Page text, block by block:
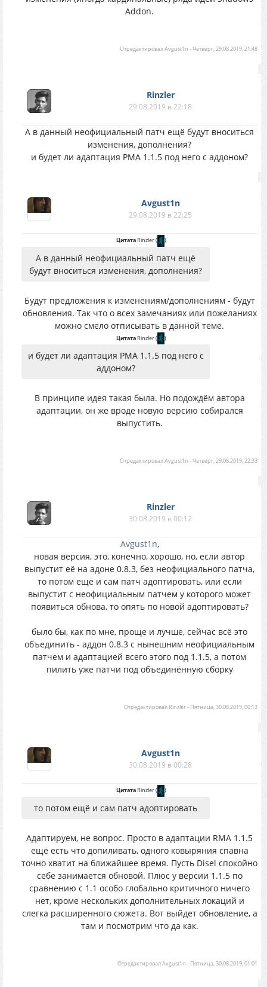
Addon.
ОтредактировалAvgust1n -Четверг, 29.08.2019, 21:48
Rinzler
29.08.2019 в 22:18
А в данный неофициальный патч ещё будут вноситься
изменения, дополнения?
и будет ли адаптация РМА 1.1.5 под него с аддоном?
Avgust1n
29.08.2019 в 22:25
ЦитатаRinzler( )
А в данный неофициальный патч ещё
будут вноситься изменения, дополнения?
Будут предложения к изменениям/дополнениям - будут
обновления. Так что о всех замечаниях или пожеланиях
можно смело отписывать в данной теме.
ЦитатаRinzler( )
и будет ли адаптация РМА 1.1.5 под него с
аддоном?
В принципе идея такая была. Но подождём автора
адаптации, он же вроде новую версию собирался
выпустить.
ОтредактировалAvgust1n -Четверг, 29.08.2019, 22:33
Rinzler
30.08.2019 в 00:12
Avgust1n,
новая версия, это, конечно, хорошо, но, если автор
выпустит её на адоне 0.8.3, без неофициального патча,
то потом ещё и сам патч адоптировать, или если
выпустит с неофициальным патчем у которого может
появиться обнова, то опять по новой адоптировать?
было бы, как по мне, проще и лучше, сейчас всё это
объединить - аддон 0.8.3 с нынешним неофициальным
патчем и адаптацией всего этого под 1.1.5, а потом
пилить уже патчи под объединённую сборку
Отредактировал Rinzler- Пятница, 30.08.2019, 00:13
Avgust1n
30.08.2019 в 00:28
ЦитатаRinzler( )
то потом ещё и сам патч адоптировать
Адаптируем, не вопрос. Просто в адаптации RMA 1.1.5
ещё есть что допиливать, одного ковыряния спавна
точно хватит на ближайшее время. Пусть Disel спокойно
себе занимается обновой. Плюс у версии 1.1.5 по
сравнению с 1.1 особо глобально критичного ничего
нет, кроме нескольких дополнительных локаций и
слегка расширенного сюжета. Вот выйдет обновление, а
там и посмотрим что да как.
ОтредактировалAvgust1n - Пятница, 30.08.2019, 01:01